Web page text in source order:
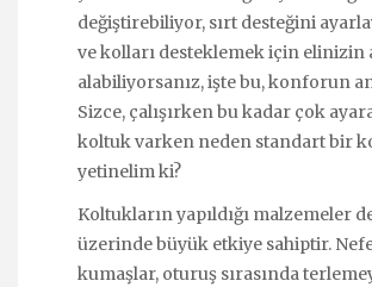
değiştirebiliyor, sırt desteğini
ve kolları desteklemek için elinizin
alabiliyorsanız, işte bu, konforun
Sizce, çalışırken bu kadar çok
koltuk varken neden standart bir
yetinelim ki?
Koltukların yapıldığı malzemeler
üzerinde büyük etkiye sahiptir.
kumaşlar, oturuş sırasında